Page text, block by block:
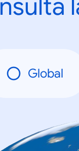
Global